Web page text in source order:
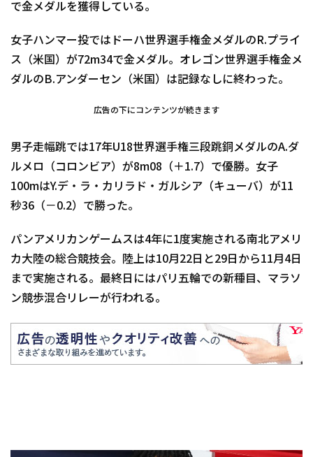
で金メダルを獲得している。
女子ハンマー投ではドーハ世界選手権金メダルのR.プライ
ス（米国）が72m34で金メダル。オレゴン世界選手権金メ
ダルのB.アンダーセン（米国）は記録なしに終わった。
広告の下にコンテンツが続きます
男子走幅跳では17年U18世界選手権三段跳銅メダルのA.ダ
ルメロ（コロンビア）が8m08（＋1.7）で優勝。女子
100mはY.デ・ラ・カリラド・ガルシア（キューバ）が11
秒36（－0.2）で勝った。
パンアメリカンゲームスは4年に1度実施される南北アメリ
カ大陸の総合競技会。陸上は10月22日と29日から11月4日
まで実施される。最終日にはパリ五輪での新種目、マラソ
ン競歩混合リレーが行われる。